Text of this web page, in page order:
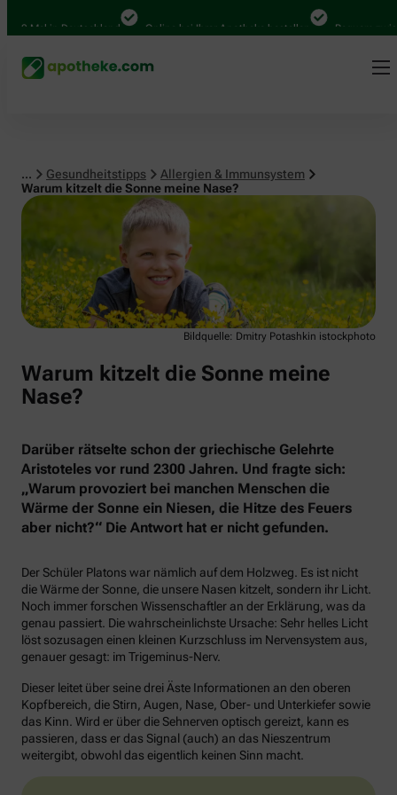
Mal in Deutschland Online bei Ihrer Apotheke bestellen Bequem
... Gesundheitstipps
Allergien & Immunsystem
Warum kitzelt die Sonne meine Nase?
Allergien & Immunsystem
Bildquelle: Dmitry Potashkin istockphoto
Warum kitzelt die Sonne meine
Nase?
Darüber rätselte schon der griechische Gelehrte
Aristoteles vor rund 2300 Jahren. Und fragte sich:
„Warum provoziert bei manchen Menschen die
Wärme der Sonne ein Niesen, die Hitze des Feuers
aber nicht?“ Die Antwort hat er nicht gefunden.
Der Schüler Platons war nämlich auf dem Holzweg. Es ist nicht
die Wärme der Sonne, die unsere Nasen kitzelt, sondern ihr Licht.
Noch immer forschen Wissenschaftler an der Erklärung, was da
genau passiert. Die wahrscheinlichste Ursache: Sehr helles Licht
löst sozusagen einen kleinen Kurzschluss im Nervensystem aus,
genauer gesagt: im Trigeminus-Nerv.
Dieser leitet über seine drei Äste Informationen an den oberen
Kopfbereich, die Stirn, Augen, Nase, Ober- und Unterkiefer sowie
das Kinn. Wird er über die Sehnerven optisch gereizt, kann es
passieren, dass er das Signal (auch) an das Nieszentrum
weitergibt, obwohl das eigentlich keinen Sinn macht.